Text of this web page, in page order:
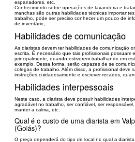
espanadores, etc.
Conhecimento sobre operações de lavanderia e
manchas são outras habilidades técnicas
trabalho, pode ser preciso conhecer um pouco de
de inventário;
Habilidades de comunicação
As diaristas devem ter habilidades de comunicação
escrita. É necessário que tais profissionais possuam
principalmente, quando estiverem trabalhando em
exemplo. Dessa forma, serão capazes de se
colegas de trabalho. Além disso, a profissional deve
instruções cuidadosamente e escrever recados,
Habilidades interpessoais
Neste caso, a diarista deve possuir habilidades
agradável no trabalho, ser confiável, ser
manter a calma, etc.
Qual é o custo de uma diarista em
(Goiás)?
O preço dependerá do tipo de local no qual a